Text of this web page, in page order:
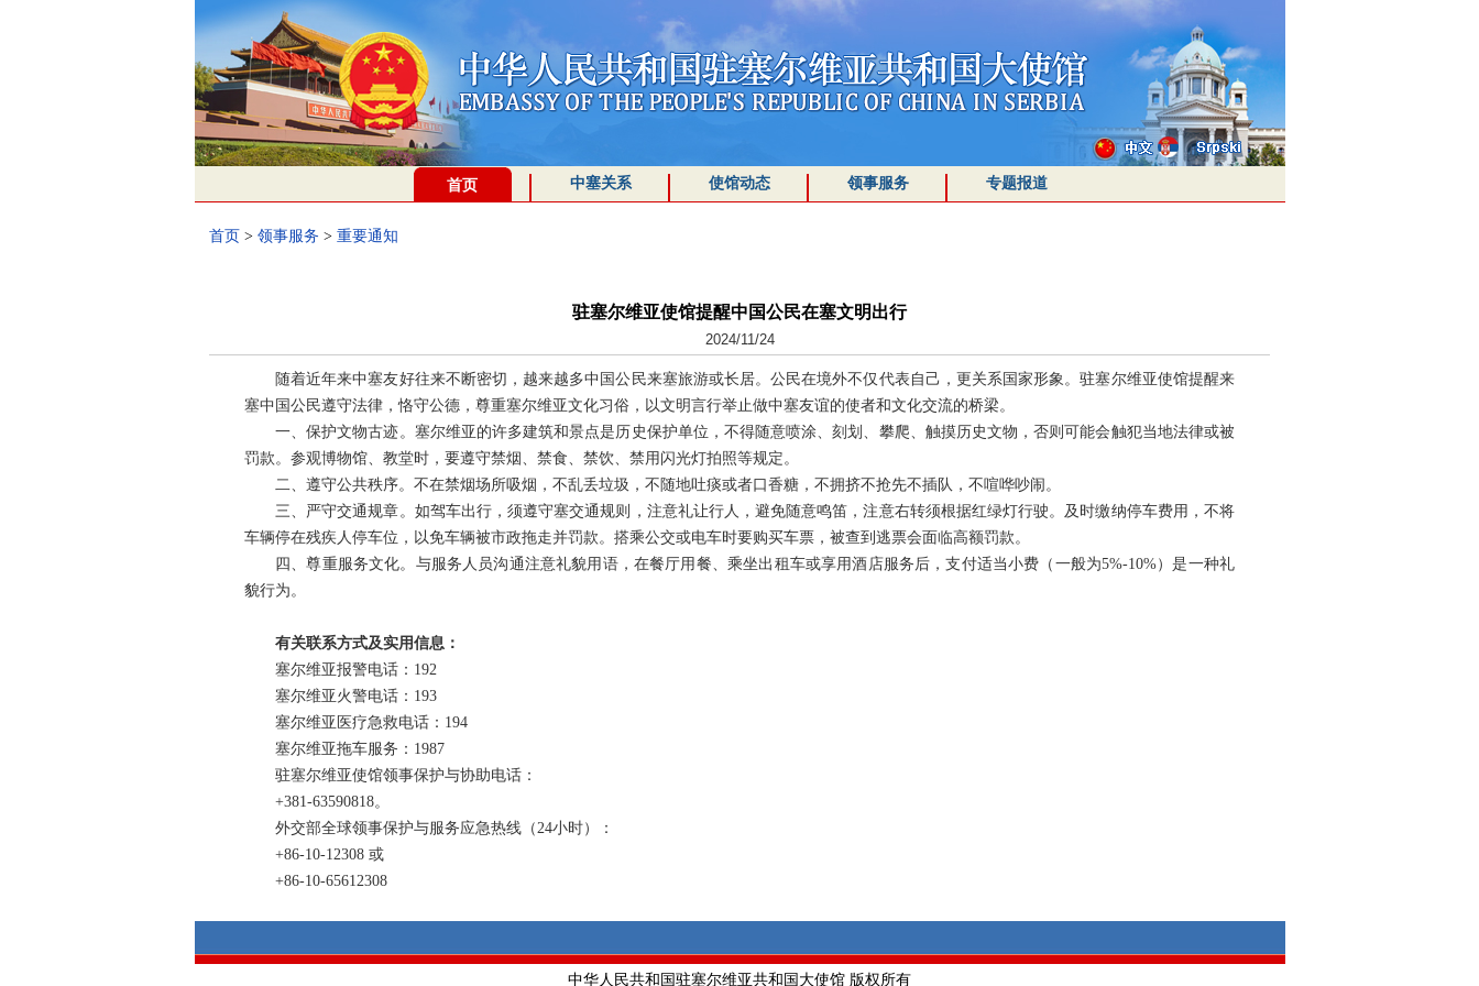
首页 中塞关系 使馆动态 领事服务 专题报道
首页 > 领事服务 > 重要通知
驻塞尔维亚使馆提醒中国公民在塞文明出行
2024/11/24
随着近年来中塞友好往来不断密切，越来越多中国公民来塞旅游或长居。公民在境外不仅代表自己，更关系国家形象。驻塞尔维亚使馆提醒来
塞中国公民遵守法律，恪守公德，尊重塞尔维亚文化习俗，以文明言行举止做中塞友谊的使者和文化交流的桥梁。
一、保护文物古迹。塞尔维亚的许多建筑和景点是历史保护单位，不得随意喷涂、刻划、攀爬、触摸历史文物，否则可能会触犯当地法律或被
罚款。参观博物馆、教堂时，要遵守禁烟、禁食、禁饮、禁用闪光灯拍照等规定。
二、遵守公共秩序。不在禁烟场所吸烟，不乱丢垃圾，不随地吐痰或者口香糖，不拥挤不抢先不插队，不喧哗吵闹。
三、严守交通规章。如驾车出行，须遵守塞交通规则，注意礼让行人，避免随意鸣笛，注意右转须根据红绿灯行驶。及时缴纳停车费用，不将
车辆停在残疾人停车位，以免车辆被市政拖走并罚款。搭乘公交或电车时要购买车票，被查到逃票会面临高额罚款。
四、尊重服务文化。与服务人员沟通注意礼貌用语，在餐厅用餐、乘坐出租车或享用酒店服务后，支付适当小费（一般为5%-10%）是一种礼
貌行为。
有关联系方式及实用信息：
塞尔维亚报警电话：192
塞尔维亚火警电话：193
塞尔维亚医疗急救电话：194
塞尔维亚拖车服务：1987
驻塞尔维亚使馆领事保护与协助电话：
+381-63590818。
外交部全球领事保护与服务应急热线（24小时）：
+86-10-12308 或
+86-10-65612308
中华人民共和国驻塞尔维亚共和国大使馆 版权所有